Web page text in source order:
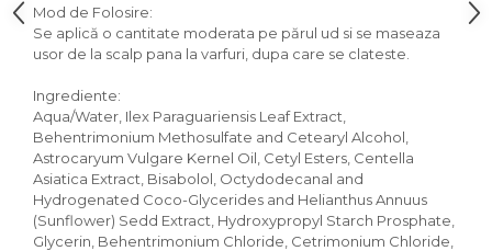
Mod de Folosire:
Se aplică o cantitate moderata pe părul ud si se maseaza
usor de la scalp pana la varfuri, dupa care se clateste.
Ingrediente:
Aqua/Water, Ilex Paraguariensis Leaf Extract,
Behentrimonium Methosulfate and Cetearyl Alcohol,
Astrocaryum Vulgare Kernel Oil, Cetyl Esters, Centella
Asiatica Extract, Bisabolol, Octydodecanal and
Hydrogenated Coco-Glycerides and Helianthus Annuus
(Sunflower) Sedd Extract, Hydroxypropyl Starch Prosphate,
Glycerin, Behentrimonium Chloride, Cetrimonium Chloride,